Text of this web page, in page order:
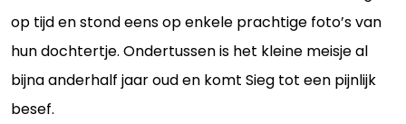
op tijd en stond eens op enkele prachtige foto’s van
hun dochtertje. Ondertussen is het kleine meisje al
bijna anderhalf jaar oud en komt Sieg tot een pijnlijk
besef.